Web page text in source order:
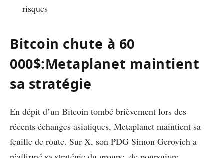
risques
Bitcoin chute à 60
000$:Metaplanet maintient
sa stratégie
En dépit d’un Bitcoin tombé brièvement lors des
récents échanges asiatiques, Metaplanet maintient sa
feuille de route. Sur X, son PDG Simon Gerovich a